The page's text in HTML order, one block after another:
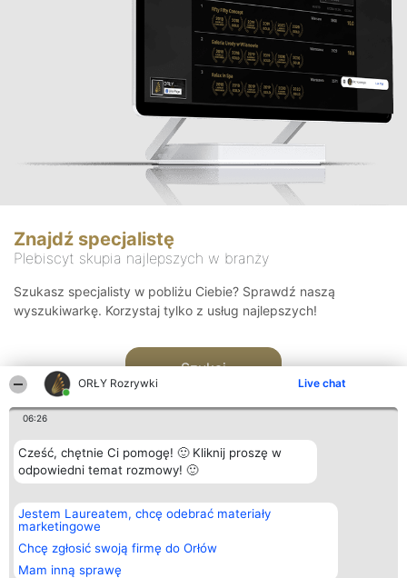
ORŁY Rozrywki Live chat
06:26
Cześć, chętnie Ci pomogę! 🙂 Kliknij proszę w
odpowiedni temat rozmowy! 🙂
Jestem Laureatem, chcę odebrać materiały
marketingowe
Chcę zgłosić swoją firmę do Orłów
Mam inną sprawę
Znajdź specjalistę
Plebiscyt skupia najlepszych w branży
Szukasz specjalisty w pobliżu Ciebie? Sprawdź naszą
wyszukiwarkę. Korzystaj tylko z usług najlepszych!
Szukaj
Organizator plebiscytu
Bright Side Solutions sp. z o.
o. sp. k.
ul. Ruska 22
Wrocław 50-079
KRS 0000749100 | Regon
Plebiscyt
Laureaci
wszystkich
Laureatów
Kontakt
Kontakt